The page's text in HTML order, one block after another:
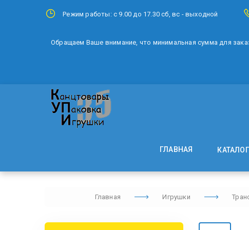
Режим работы: с 9.00 до 17.30 сб, вс - выходной
Обращаем Ваше внимание, что минимальная сумма для
ГЛАВНАЯ КАТАЛОГ
Главная Игрушки